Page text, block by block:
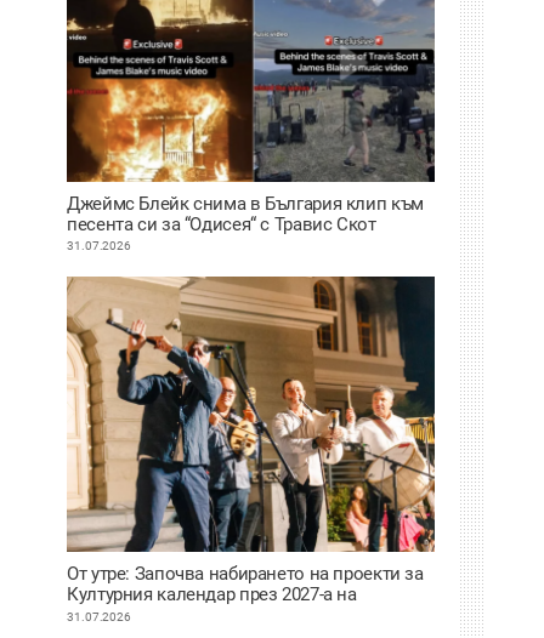
Джеймс Блейк снима в България клип към
песента си за “Одисея“ с Травис Скот
31.07.2026
От утре: Започва набирането на проекти за
Културния календар през 2027-а на
Пловдив
31.07.2026